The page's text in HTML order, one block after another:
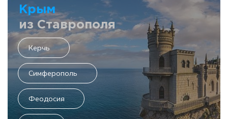
Крым
из Ставрополя
Керчь
Симферополь
Феодосия